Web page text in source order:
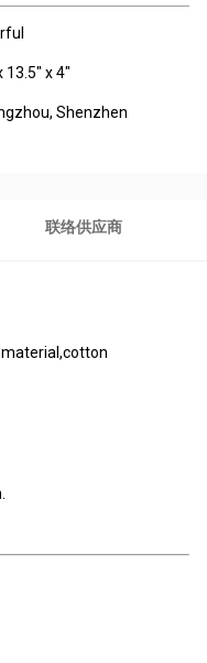
13.5" x 4"
Shenzhen
联络供应商